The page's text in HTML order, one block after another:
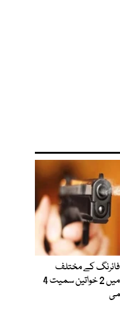
کے مختلف
واقعات میں 2 خواتین سمیت 4